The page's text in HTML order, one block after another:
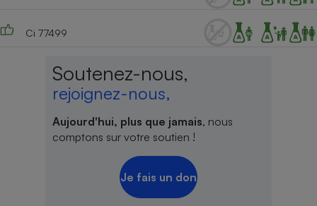
Ci 77499
Soutenez-nous,
rejoignez-nous,
Aujourd'hui, plus que jamais, nous
comptons sur votre soutien !
Je fais un don